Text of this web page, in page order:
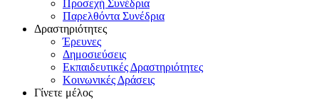
Προσεχή Συνέδρια
Παρελθόντα Συνέδρια
Δραστηριότητες
Έρευνες
Δημοσιεύσεις
Εκπαιδευτικές Δραστηριότητες
Κοινωνικές Δράσεις
Γίνετε μέλος